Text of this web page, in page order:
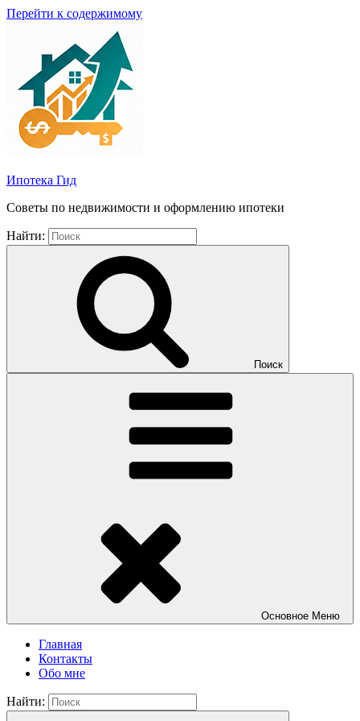
Перейти к содержимому
Ипотека Гид
Советы по недвижимости и оформлению ипотеки
Найти:
Поиск
Основное Меню
Главная
Контакты
Обо мне
Найти: